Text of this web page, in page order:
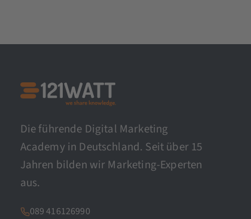
Die führende Digital Marketing
Academy in Deutschland. Seit über 15
Jahren bilden wir Marketing-Experten
aus.
089 416126990